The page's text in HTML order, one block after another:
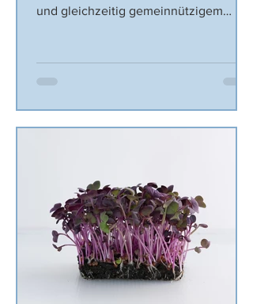
und gleichzeitig gemeinnützigem